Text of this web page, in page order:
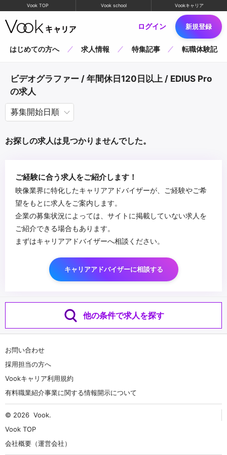
Vook TOP Vook school Vookキャリア
ログイン 新規登録
はじめての方へ 求人情報 特集記事 転職体験記
ビデオグラファー / 年間休日120日以上 / EDIUS Pro
の求人
お探しの求人は見つかりませんでした。
ご経験に合う求人をご紹介します！
映像業界に特化したキャリアアドバイザーが、ご経験やご希
望をもとに求人をご案内します。
企業の募集状況によっては、サイトに掲載していない求人を
ご紹介できる場合もあります。
まずはキャリアアドバイザーへ相談ください。
キャリアアドバイザーに相談する
他の条件で求人を探す
お問い合わせ
採用担当の方へ
Vookキャリア利用規約
有料職業紹介事業に関する情報開示について
© 2026 Vook.
Vook TOP
会社概要（運営会社）